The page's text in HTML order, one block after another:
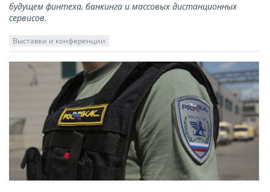
будущем финтеха, банкинга и массовых дистанционных
сервисов.
Выставки и конференции